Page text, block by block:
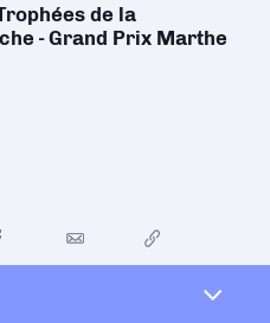
de la
- Grand Prix Marthe